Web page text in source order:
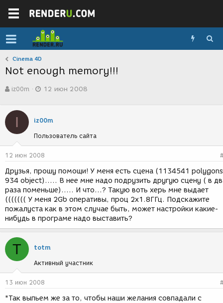
Cinema 4D
Not enough memory!!!
в
о
е
м
ы
iz00m
а
с
з
д
а
и
я
12 июн 2008
I iz00m
Пользователь сайта
12 июн 2008
Друзья, прошу помощи! У меня есть сцена (1134541
934 object)..... В нее мне надо подрузить другую сцену ( в
раза поменьше)..... И что...? Такую воть херь мне выдает
((((((( У меня 2Gb оперативы, проц 2x1.8ГГц. Подскажите
пожалуста как в этом случае быть, может настройки какие-
нибудь в програме надо выставить?
T totm
Активный участник
13 июн 2008
"Так выпьем же за то, чтобы наши желания совпадали с